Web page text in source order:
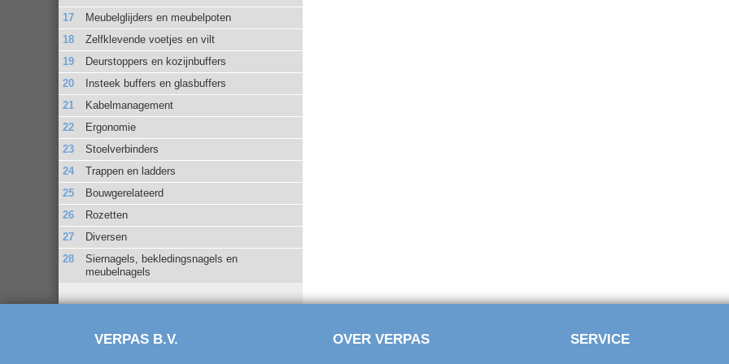
Meubelglijders en meubelpoten
Zelfklevende voetjes en vilt
Deurstoppers en kozijnbuffers
Insteek buffers en glasbuffers
Kabelmanagement
Ergonomie
Stoelverbinders
Trappen en ladders
Bouwgerelateerd
Rozetten
Diversen
Siernagels, bekledingsnagels en
meubelnagels
VERPAS B.V. OVER VERPAS SERVICE